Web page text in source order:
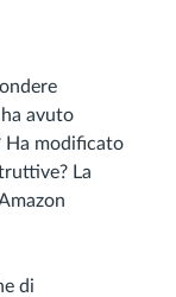
avuto
Ha modificato
La
di